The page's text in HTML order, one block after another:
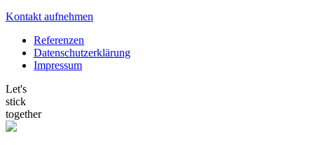
Kontakt aufnehmen
Referenzen
Datenschutzerklärung
Impressum
Let's
stick
together